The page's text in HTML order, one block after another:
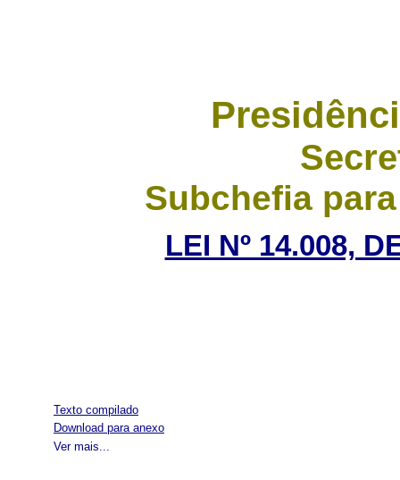
Subchefia
LEI Nº 14.008,
Ver mais...
Texto compilado
Download para anexo